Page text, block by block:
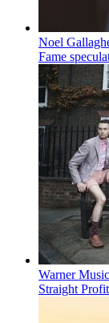
Noel
Fame
Warner
Straight